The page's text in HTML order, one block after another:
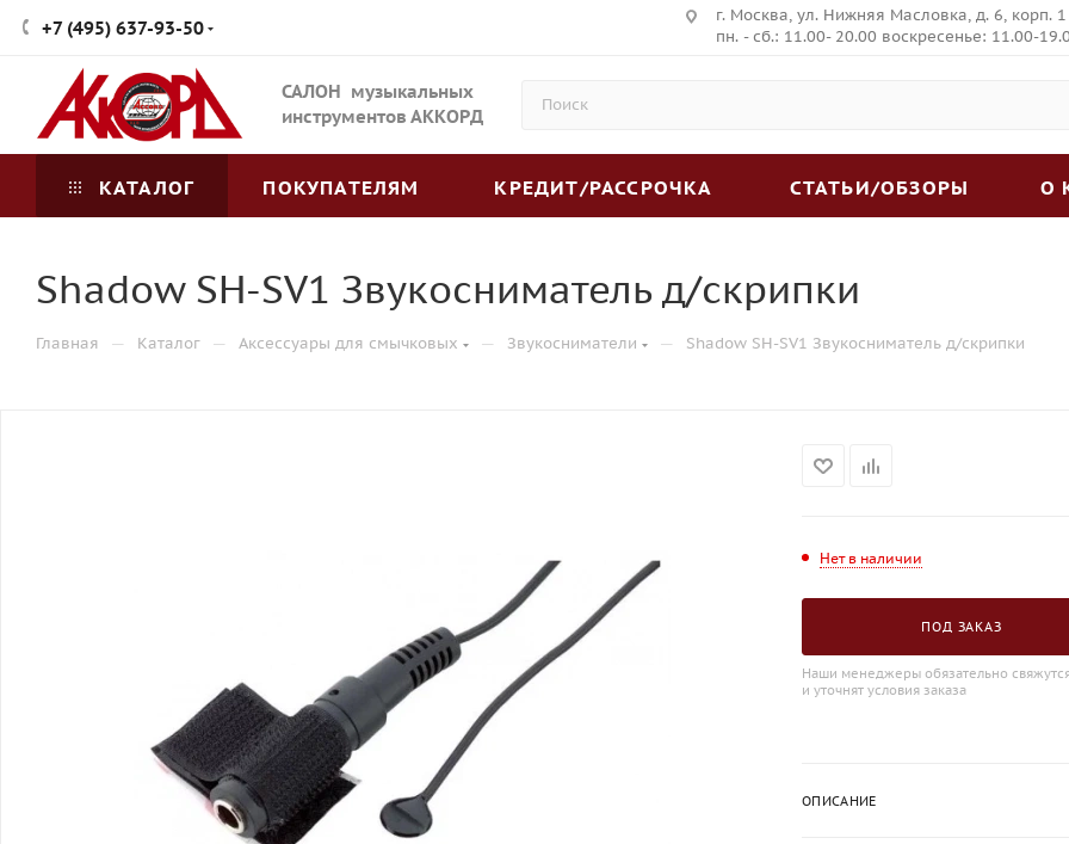
+7 (495) 637-93-50
г. Москва, ул. Нижняя Масловка, д. 6, корп. 1
пн. - сб.: 11.00- 20.00 воскресенье: 11.00-
САЛОН музыкальных
инструментов АККОРД
КАТАЛОГ ПОКУПАТЕЛЯМ КРЕДИТ/РАССРОЧКА СТАТЬИ/ОБЗОРЫ О
Shadow SH-SV1 Звукосниматель д/скрипки
Главная — Каталог — Аксессуары для смычковых — Звукосниматели — Shadow SH-SV1 Звукосниматель д/скрипки
Нет в наличии
ПОД ЗАКАЗ
Наши менеджеры обязательно
и уточнят условия заказа
ОПИСАНИЕ